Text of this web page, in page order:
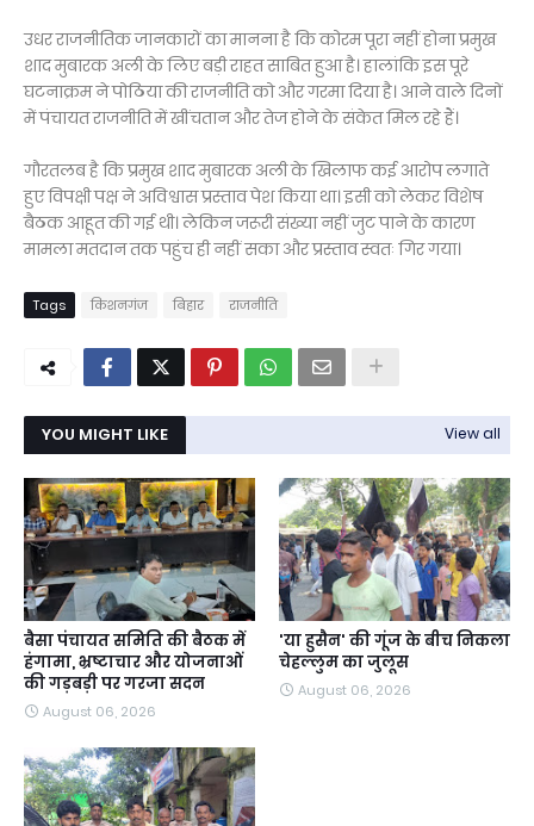
उधर राजनीतिक जानकारों का मानना है कि कोरम पूरा नहीं होना प्रमुख
शाद मुबारक अली के लिए बड़ी राहत साबित हुआ है। हालांकि इस पूरे
घटनाक्रम ने पोठिया की राजनीति को और गरमा दिया है। आने वाले दिनों
में पंचायत राजनीति में खींचतान और तेज होने के संकेत मिल रहे हैं।
गौरतलब है कि प्रमुख शाद मुबारक अली के खिलाफ कई आरोप लगाते
हुए विपक्षी पक्ष ने अविश्वास प्रस्ताव पेश किया था। इसी को लेकर विशेष
बैठक आहूत की गई थी। लेकिन जरूरी संख्या नहीं जुट पाने के कारण
मामला मतदान तक पहुंच ही नहीं सका और प्रस्ताव स्वतः गिर गया।
Tags किशनगंज बिहार राजनीति
YOU MIGHT LIKE View all
बैसा पंचायत समिति की बैठक में
हंगामा, भ्रष्टाचार और योजनाओं
की गड़बड़ी पर गरजा सदन
August 06, 2026
'या हुसैन' की गूंज के बीच निकला
चेहल्लुम का जुलूस
August 06, 2026